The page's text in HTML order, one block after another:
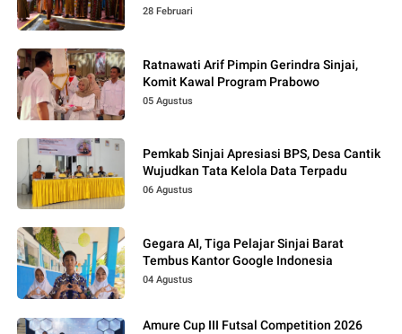
28 Februari
Ratnawati Arif Pimpin Gerindra Sinjai,
Komit Kawal Program Prabowo
05 Agustus
Pemkab Sinjai Apresiasi BPS, Desa Cantik
Wujudkan Tata Kelola Data Terpadu
06 Agustus
Gegara AI, Tiga Pelajar Sinjai Barat
Tembus Kantor Google Indonesia
04 Agustus
Amure Cup III Futsal Competition 2026